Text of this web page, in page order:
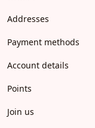
Addresses
Payment methods
Account details
Points
Join us